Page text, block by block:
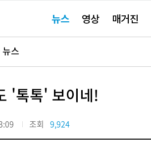
요뉴스 영상 매거진
스
'톡톡' 보이네!
조회 9,924